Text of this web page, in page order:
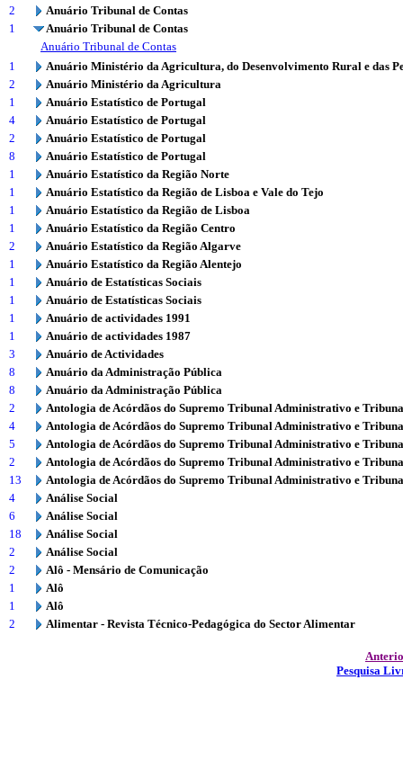
2
Anuário Tribunal de Contas
1
Anuário Tribunal de Contas
Anuário Tribunal de Contas
1
Anuário Ministério da Agricultura, do Desenvolvimento Rural e das
2
Anuário Ministério da Agricultura
1
Anuário Estatístico de Portugal
4
Anuário Estatístico de Portugal
2
Anuário Estatístico de Portugal
8
Anuário Estatístico de Portugal
1
Anuário Estatístico da Região Norte
1
Anuário Estatístico da Região de Lisboa e Vale do Tejo
1
Anuário Estatístico da Região de Lisboa
1
Anuário Estatístico da Região Centro
2
Anuário Estatístico da Região Algarve
1
Anuário Estatístico da Região Alentejo
1
Anuário de Estatísticas Sociais
1
Anuário de Estatísticas Sociais
1
Anuário de actividades 1991
1
Anuário de actividades 1987
3
Anuário de Actividades
8
Anuário da Administração Pública
8
Anuário da Administração Pública
2
Antologia de Acórdãos do Supremo Tribunal Administrativo e
4
Antologia de Acórdãos do Supremo Tribunal Administrativo e
5
Antologia de Acórdãos do Supremo Tribunal Administrativo e
2
Antologia de Acórdãos do Supremo Tribunal Administrativo e
13
Antologia de Acórdãos do Supremo Tribunal Administrativo e
4
Análise Social
6
Análise Social
18
Análise Social
2
Análise Social
2
Alô - Mensário de Comunicação
1
Alô
1
Alô
2
Alimentar - Revista Técnico-Pedagógica do Sector Alimentar
Pesquisa